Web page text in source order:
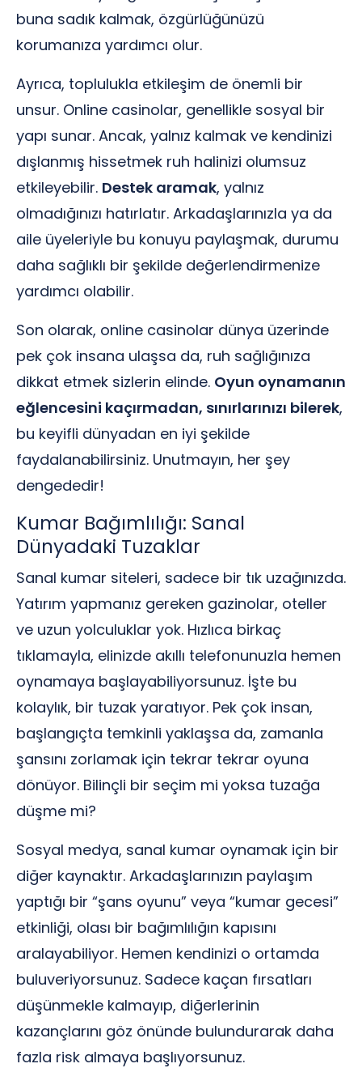
buna sadık kalmak, özgürlüğünüzü
korumanıza yardımcı olur.
Ayrıca, toplulukla etkileşim de önemli bir
unsur. Online casinolar, genellikle sosyal bir
yapı sunar. Ancak, yalnız kalmak ve kendinizi
dışlanmış hissetmek ruh halinizi olumsuz
etkileyebilir. Destek aramak, yalnız
olmadığınızı hatırlatır. Arkadaşlarınızla ya da
aile üyeleriyle bu konuyu paylaşmak, durumu
daha sağlıklı bir şekilde değerlendirmenize
yardımcı olabilir.
Son olarak, online casinolar dünya üzerinde
pek çok insana ulaşsa da, ruh sağlığınıza
dikkat etmek sizlerin elinde. Oyun oynamanın
eğlencesini kaçırmadan, sınırlarınızı bilerek,
bu keyifli dünyadan en iyi şekilde
faydalanabilirsiniz. Unutmayın, her şey
dengededir!
Kumar Bağımlılığı: Sanal
Dünyadaki Tuzaklar
Sanal kumar siteleri, sadece bir tık uzağınızda.
Yatırım yapmanız gereken gazinolar, oteller
ve uzun yolculuklar yok. Hızlıca birkaç
tıklamayla, elinizde akıllı telefonunuzla hemen
oynamaya başlayabiliyorsunuz. İşte bu
kolaylık, bir tuzak yaratıyor. Pek çok insan,
başlangıçta temkinli yaklaşsa da, zamanla
şansını zorlamak için tekrar tekrar oyuna
dönüyor. Bilinçli bir seçim mi yoksa tuzağa
düşme mi?
Sosyal medya, sanal kumar oynamak için bir
diğer kaynaktır. Arkadaşlarınızın paylaşım
yaptığı bir “şans oyunu” veya “kumar gecesi”
etkinliği, olası bir bağımlılığın kapısını
aralayabiliyor. Hemen kendinizi o ortamda
buluveriyorsunuz. Sadece kaçan fırsatları
düşünmekle kalmayıp, diğerlerinin
kazançlarını göz önünde bulundurarak daha
fazla risk almaya başlıyorsunuz.